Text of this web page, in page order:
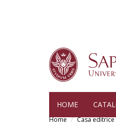
HOME
Home Casa editrice